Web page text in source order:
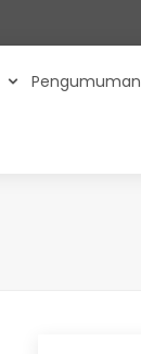
Pengumuman